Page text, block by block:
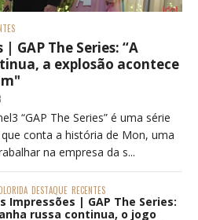
GAP The Series: “A
a explosão acontece
“GAP The Series” é uma série
conta a história de Mon, uma
na empresa da s...
DESTAQUE RECENTES
Impressões | GAP The Series:
russa continua, o jogo